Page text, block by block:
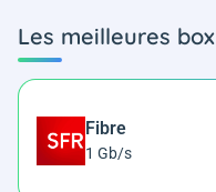
Les meilleures box
Fibre
1 Gb/s